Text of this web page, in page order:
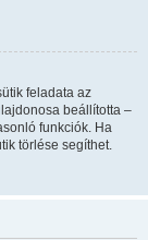
feladata az
beállította –
funkciók. Ha
törlése segíthet.